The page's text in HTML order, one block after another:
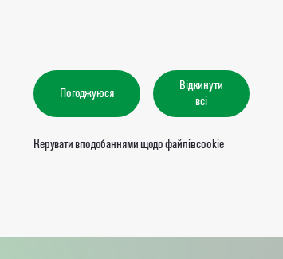
Погоджуюся
Відкинути
всі
Керувати вподобаннями щодо файлів cookie